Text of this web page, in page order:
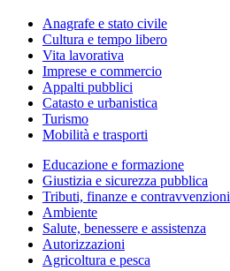
Anagrafe e stato civile
Cultura e tempo libero
Vita lavorativa
Imprese e commercio
Appalti pubblici
Catasto e urbanistica
Turismo
Mobilità e trasporti
Educazione e formazione
Giustizia e sicurezza pubblica
Tributi, finanze e contravvenzioni
Ambiente
Salute, benessere e assistenza
Autorizzazioni
Agricoltura e pesca